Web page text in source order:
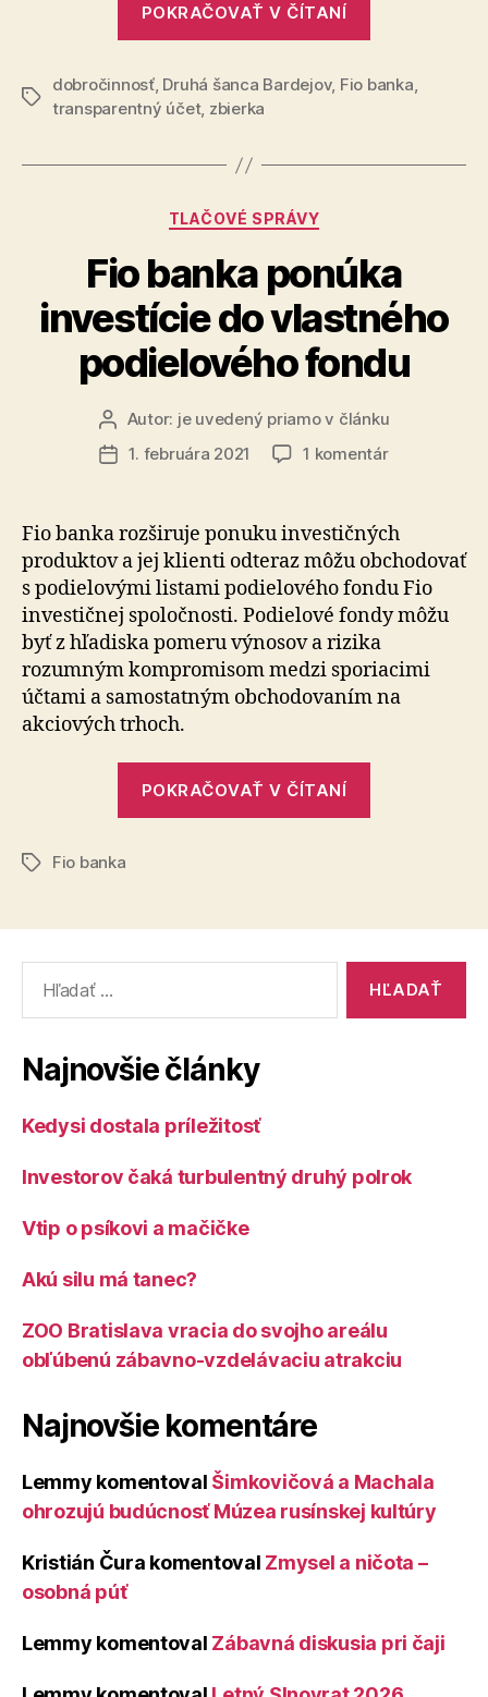
POKRAČOVAŤ V ČÍTANÍ
z
Značky
dobročinnosť, Druhá šanca Bardejov, Fio banka,
transparentný účet, zbierka
Kategórie
TLAČOVÉ SPRÁVY
Fio banka ponúka
investície do vlastného
podielového fondu
Autor
článku
Autor: je uvedený priamo v článku
Dátum
1. februára 2021 1 komentárna
ponúka
investície
do
vlastného
podielového
Fio banka rozširuje ponuku investičných
produktov a jej klienti odteraz môžu obchodovať
s podielovými listami podielového fondu Fio
investičnej spoločnosti. Podielové fondy môžu
byť z hľadiska pomeru výnosov a rizika
rozumným kompromisom medzi sporiacimi
účtami a samostatným obchodovaním na
akciových trhoch.
POKRAČOVAŤ V ČÍTANÍ
vlastného
fondu“
ZnačkyFio banka
Najnovšie články
Kedysi dostala príležitosť
Investorov čaká turbulentný druhý polrok
Vtip o psíkovi a mačičke
Akú silu má tanec?
ZOO Bratislava vracia do svojho areálu
obľúbenú zábavno-vzdelávaciu atrakciu
Najnovšie komentáre
Lemmy komentoval Šimkovičová a Machala
ohrozujú budúcnosť Múzea rusínskej kultúry
Kristián Čura komentoval Zmysel a ničota –
osobná púť
Lemmy komentoval Zábavná diskusia pri čaji